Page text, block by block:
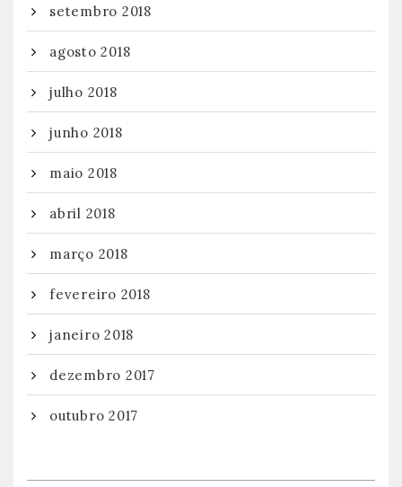
setembro 2018
agosto 2018
julho 2018
junho 2018
maio 2018
abril 2018
março 2018
fevereiro 2018
janeiro 2018
dezembro 2017
outubro 2017